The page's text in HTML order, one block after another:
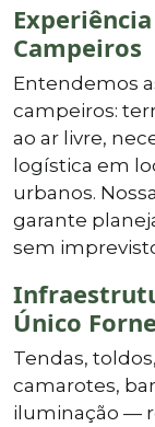
Campeiros
Entendemos
campeiros:
ao ar livre,
logística em
urbanos.
garante
sem
Único
Tendas,
camarotes,
iluminação —